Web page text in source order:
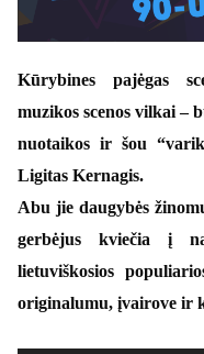
Kūrybines pajėgas
muzikos scenos vilkai –
nuotaikos ir šou
Ligitas Kernagis.
Abu jie daugybės
gerbėjus kviečia į
lietuviškosios
originalumu, įvairove ir